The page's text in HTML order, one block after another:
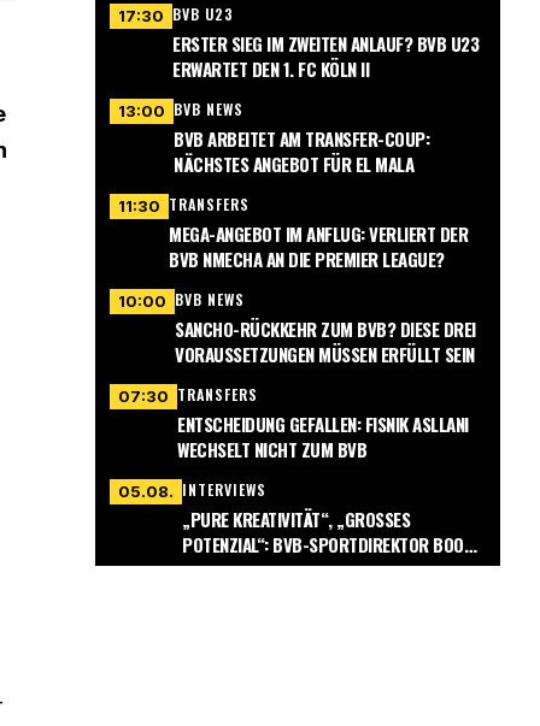
17:30 BVB U23
ERSTER SIEG IM ZWEITEN ANLAUF? BVB U23
ERWARTET DEN 1. FC KÖLN II
13:00 BVB NEWS
BVB ARBEITET AM TRANSFER-COUP:
NÄCHSTES ANGEBOT FÜR EL MALA
11:30 TRANSFERS
MEGA-ANGEBOT IM ANFLUG: VERLIERT DER
BVB NMECHA AN DIE PREMIER LEAGUE?
10:00 BVB NEWS
SANCHO-RÜCKKEHR ZUM BVB? DIESE DREI
VORAUSSETZUNGEN MÜSSEN ERFÜLLT SEIN
07:30 TRANSFERS
ENTSCHEIDUNG GEFALLEN: FISNIK ASLLANI
WECHSELT NICHT ZUM BVB
05.08. INTERVIEWS
„PURE KREATIVITÄT“, „GROSSES P
OTENZIAL“: BVB-SPORTDIREKTOR BOOK G
ERÄT INS SCHWÄRMEN